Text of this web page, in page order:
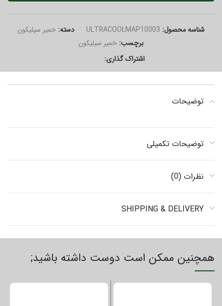
شناسه محصول: ULTRACOOLMAP10003 دسته: خمیر سیلیکون
برچسب: خمیر سیلیکون
اشتراک گذاری:
توضیحات
توضیحات تکمیلی
نظرات (0)
SHIPPING & DELIVERY
همچنین ممکن است دوست داشته باشید;